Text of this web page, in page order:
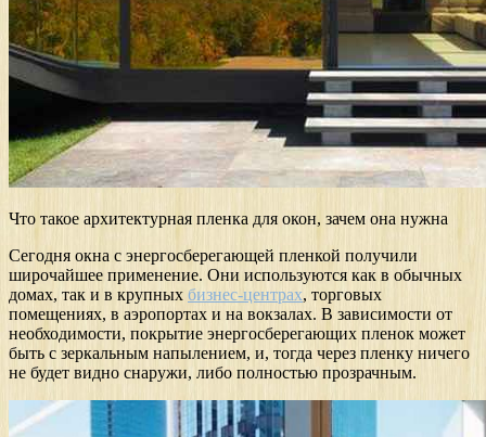
Что такое архитектурная пленка для окон, зачем она нужна
Сегодня окна с энергосберегающей пленкой получили
широчайшее применение. Они используются как в обычных
домах, так и в крупных бизнес-центрах, торговых
помещениях, в аэропортах и на вокзалах. В зависимости от
необходимости, покрытие энергосберегающих пленок может
быть с зеркальным напылением, и, тогда через пленку ничего
не будет видно снаружи, либо полностью прозрачным.